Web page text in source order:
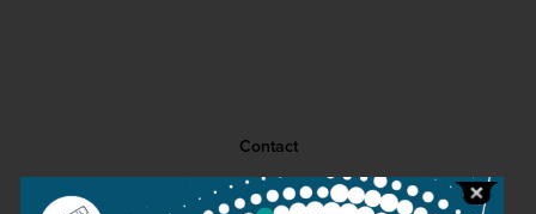
Contact
Public information